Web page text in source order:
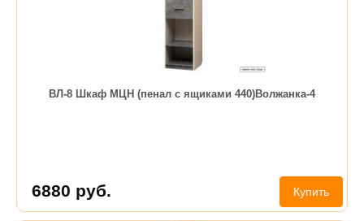
ВЛ-8 Шкаф МЦН (пенал с ящиками 440)Волжанка-4
6880 руб. Купить